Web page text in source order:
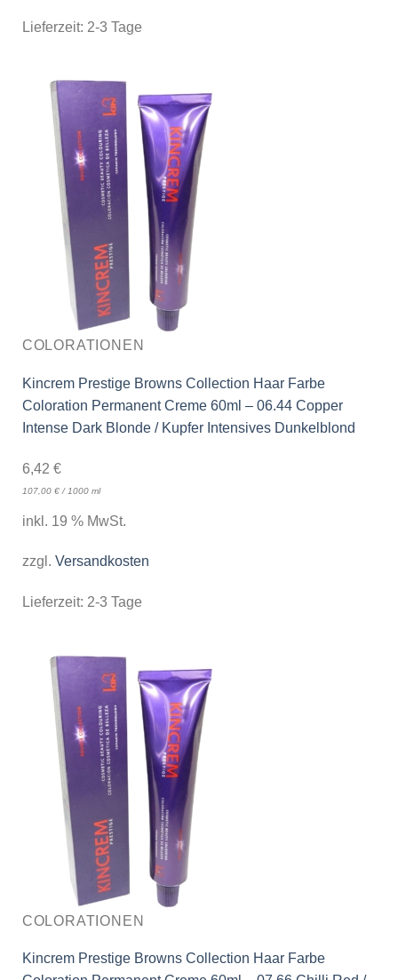
Lieferzeit: 2-3 Tage
COLORATIONEN
Kincrem Prestige Browns Collection Haar Farbe
Coloration Permanent Creme 60ml – 06.44 Copper
Intense Dark Blonde / Kupfer Intensives Dunkelblond
6,42 €
107,00 €/ 1000 ml
inkl. 19 % MwSt.
zzgl. Versandkosten
Lieferzeit: 2-3 Tage
COLORATIONEN
Kincrem Prestige Browns Collection Haar Farbe